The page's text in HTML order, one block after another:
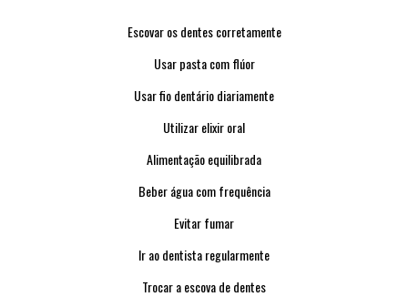
Escovar os dentes corretamente
Usar pasta com flúor
Usar fio dentário diariamente
Utilizar elixir oral
Alimentação equilibrada
Beber água com frequência
Evitar fumar
Ir ao dentista regularmente
Trocar a escova de dentes